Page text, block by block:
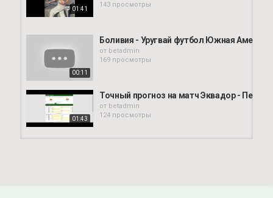
01:41
143 просмотры
00:11
Боливия - Уругвай футбол Южная
от betadmin
169 просмотры
01:43
Точный прогноз на матч Эквадор - Перу
от betadmin
124 просмотры